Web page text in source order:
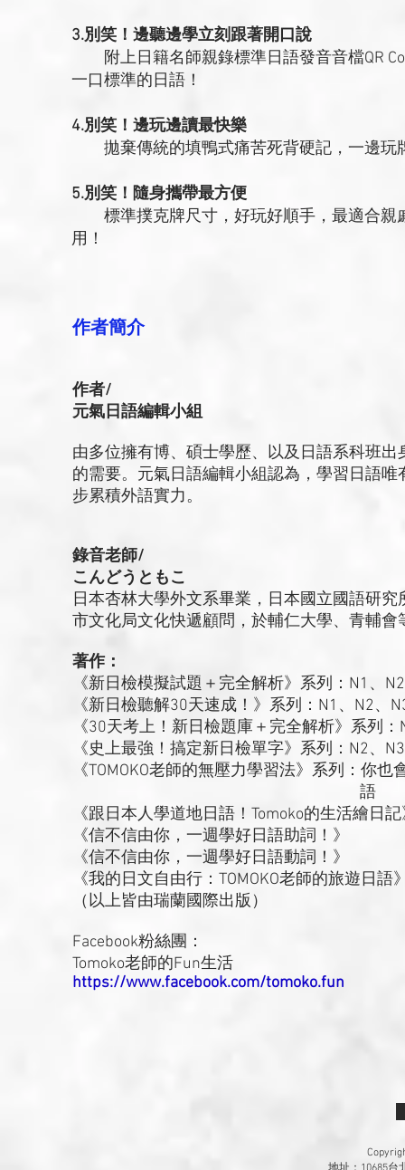
3.別笑！邊聽邊學立刻跟著開口說
附上日籍名師親錄標準日語發音音檔QR
一口標準的日語！
4.別笑！邊玩邊讀最快樂
拋棄傳統的填鴨式痛苦死背硬記，一邊玩
5.別笑！隨身攜帶最方便
標準撲克牌尺寸，好玩好順手，最適合親
用！
作者簡介
作者/
元氣日語編輯小組
由多位擁有博、碩士學歷、以及日語系科班
的需要。元氣日語編輯小組認為，學習日語
步累積外語實力。
錄音老師/
こんどうともこ
日本杏林大學外文系畢業，日本國立國語研
市文化局文化快遞顧問，於輔仁大學、青輔
著作：
《新日檢模擬試題＋完全解析》系列：N1、
《新日檢聽解30天速成！》系列：N1、N2、
《30天考上！新日檢題庫＋完全解析》系列：
《史上最強！搞定新日檢單字》系列：N2、
《TOMOKO老師的無壓力學習法》系列：你
語
《跟日本人學道地日語！Tomoko的生活繪日
《信不信由你，一週學好日語助詞！》
《信不信由你，一週學好日語動詞！》
《我的日文自由行：TOMOKO老師的旅遊日語
（以上皆由瑞蘭國際出版）
Facebook粉絲團：
Tomoko老師的Fun生活
https://www.facebook.com/tomoko.fun